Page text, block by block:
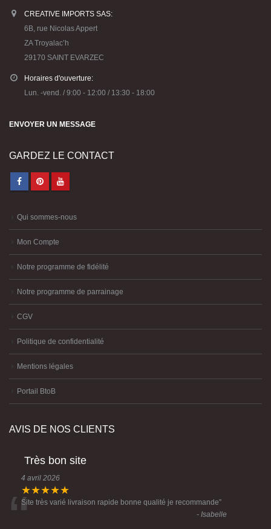
CREATIVE IMPORTS SAS:
6B, rue Nicolas Appert
ZA Troyalac’h
29170 SAINT EVARZEC
Horaires d'ouverture:
Lun. -vend. / 9:00 - 12:00 / 13:30 - 18:00
ENVOYER UN MESSAGE
GARDEZ LE CONTACT
Qui sommes-nous
Mon Compte
Notre programme de fidélité
Notre programme de parrainage
CGV
Politique de confidentialité
Mentions légales
Portail BtoB
AVIS DE NOS CLIENTS
Très bon site
4 avril 2026
★★★★★
Site très varié livraison rapide bonne qualité je recommande”
- Isabelle